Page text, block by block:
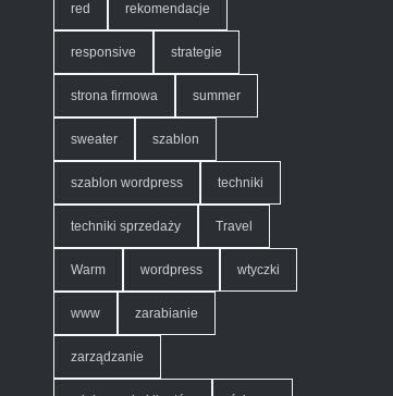
red rekomendacje
responsive strategie
strona firmowa summer
sweater szablon
szablon wordpress techniki
techniki sprzedaży Travel
Warm wordpress wtyczki
www zarabianie
zarządzanie